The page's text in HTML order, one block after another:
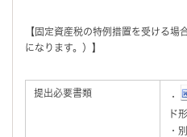
【固定資産税の特例措置を受ける
になります。）】
提出必要書類 ・
ド
・